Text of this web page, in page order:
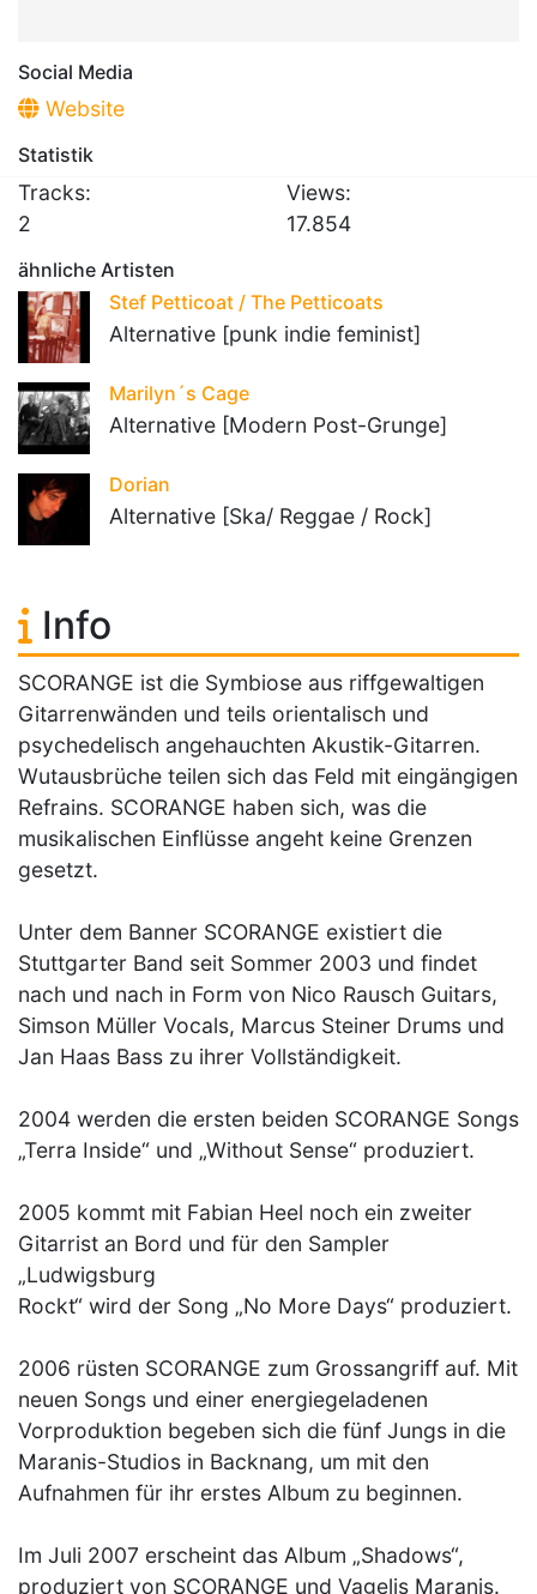
Social Media
Website
Statistik
Tracks:
2
Views:
17.854
ähnliche Artisten
Stef Petticoat / The Petticoats
Alternative [punk indie feminist]
Marilyn´s Cage
Alternative [Modern Post-Grunge]
Dorian
Alternative [Ska/ Reggae / Rock]
Info
SCORANGE ist die Symbiose aus riffgewaltigen
Gitarrenwänden und teils orientalisch und
psychedelisch angehauchten Akustik-Gitarren.
Wutausbrüche teilen sich das Feld mit eingängigen
Refrains. SCORANGE haben sich, was die
musikalischen Einflüsse angeht keine Grenzen
gesetzt.
Unter dem Banner SCORANGE existiert die
Stuttgarter Band seit Sommer 2003 und findet
nach und nach in Form von Nico Rausch Guitars,
Simson Müller Vocals, Marcus Steiner Drums und
Jan Haas Bass zu ihrer Vollständigkeit.
2004 werden die ersten beiden SCORANGE Songs
„Terra Inside“ und „Without Sense“ produziert.
2005 kommt mit Fabian Heel noch ein zweiter
Gitarrist an Bord und für den Sampler
„Ludwigsburg
Rockt“ wird der Song „No More Days“ produziert.
2006 rüsten SCORANGE zum Grossangriff auf. Mit
neuen Songs und einer energiegeladenen
Vorproduktion begeben sich die fünf Jungs in die
Maranis-Studios in Backnang, um mit den
Aufnahmen für ihr erstes Album zu beginnen.
Im Juli 2007 erscheint das Album „Shadows“,
produziert von SCORANGE und Vagelis Maranis.